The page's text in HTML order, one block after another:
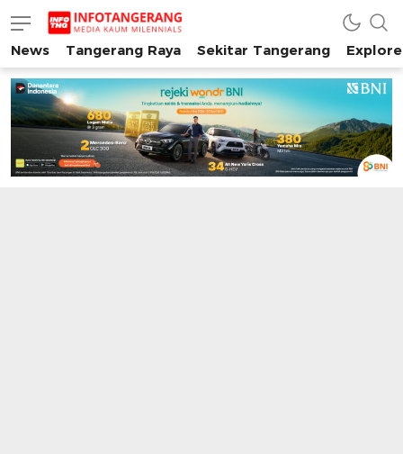
INFO TANGERANG
Media Kaum Millenials Tangerang Raya
News Tangerang Raya Sekitar Tangerang